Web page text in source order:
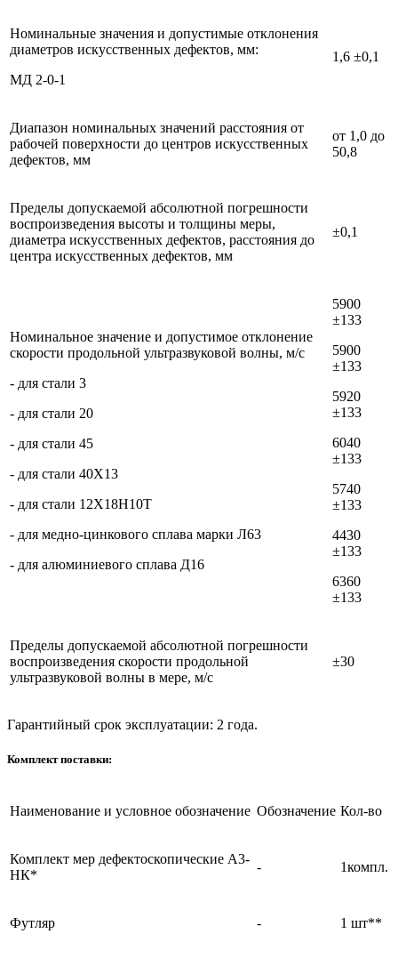
Номинальные значения и допустимые отклонения
диаметров искусственных дефектов, мм:
МД 2-0-1
1,6 ±0,1
Диапазон номинальных значений расстояния от
рабочей поверхности до центров искусственных
дефектов, мм
от 1,0 до
50,8
Пределы допускаемой абсолютной погрешности
воспроизведения высоты и толщины меры,
диаметра искусственных дефектов, расстояния до
центра искусственных дефектов, мм
±0,1
Номинальное значение и допустимое отклонение
скорости продольной ультразвуковой волны, м/c
- для стали 3
- для стали 20
- для стали 45
- для стали 40Х13
- для стали 12Х18Н10Т
- для медно-цинкового сплава марки Л63
- для алюминиевого сплава Д16
5900
±133
5900
±133
5920
±133
6040
±133
5740
±133
4430
±133
6360
±133
Пределы допускаемой абсолютной погрешности
воспроизведения скорости продольной
ультразвуковой волны в мере, м/с
±30
Гарантийный срок эксплуатации: 2 года.
Комплект поставки:
Наименование и условное обозначение Обозначение Кол-во
Комплект мер дефектоскопические А3-
НК*
- 1компл.
Футляр - 1 шт**